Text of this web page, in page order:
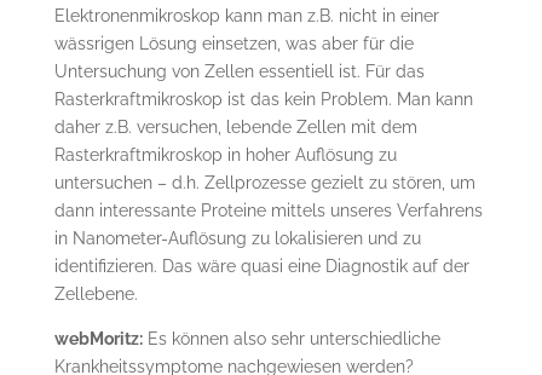
Elektronenmikroskop kann man z.B. nicht in einer
wässrigen Lösung einsetzen, was aber für die
Untersuchung von Zellen essentiell ist. Für das
Rasterkraftmikroskop ist das kein Problem. Man kann
daher z.B. versuchen, lebende Zellen mit dem
Rasterkraftmikroskop in hoher Auflösung zu
untersuchen – d.h. Zellprozesse gezielt zu stören, um
dann interessante Proteine mittels unseres Verfahrens
in Nanometer-Auflösung zu lokalisieren und zu
identifizieren. Das wäre quasi eine Diagnostik auf der
Zellebene.
webMoritz:Es können also sehr unterschiedliche
Krankheitssymptome nachgewiesen werden?